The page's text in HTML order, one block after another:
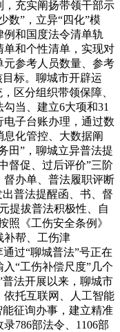
充实阐扬带领干部示
数”，立异“四化”模
和国度法令清单轨
和个性清单，实现对
参考人员数量、参考
标。聊城市开辟运
区分组织带领保障、
当、建立6大项和31
子台账办理，通过数
化管控、大数据阐
田”，聊城立异普法提
督促、过后评价”三阶
督办单、普法履职评断
普法提醒函、书、督
提拔普法积极性、自
照《工伤安全条例》
补帮、工伤津
过“聊城普法”号正在
“工伤补偿尺度”几个
法开展以来，聊城市
托互联网、人工智能
征询办事，建立精准
786部法令、1106部